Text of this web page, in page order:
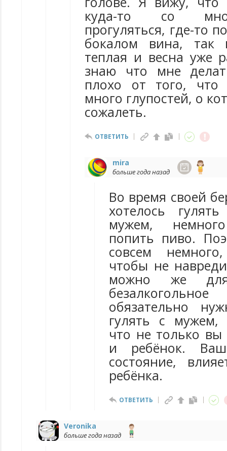
куда-то со
прогуляться, где-то
бокалом вина, так
теплая и весна уже
знаю что мне
плохо от того, что
много глупостей, о
сожалеть.
ОТВЕТИТЬ
mira
больше года назад
Во время своей
хотелось
мужем,
попить пиво.
совсем
чтобы не
можно же
обязательно
гулять с
что не только вы
и ребёнок.
состояние,
ребёнка.
ОТВЕТИТЬ
Veronika
больше года назад